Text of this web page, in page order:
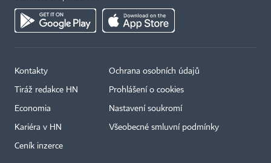
Kontakty
Tiráž redakce HN
Economia
Kariéra v HN
Ceník inzerce
Ochrana osobních údajů
Prohlášení o cookies
Nastavení soukromí
Všeobecné smluvní podmínky